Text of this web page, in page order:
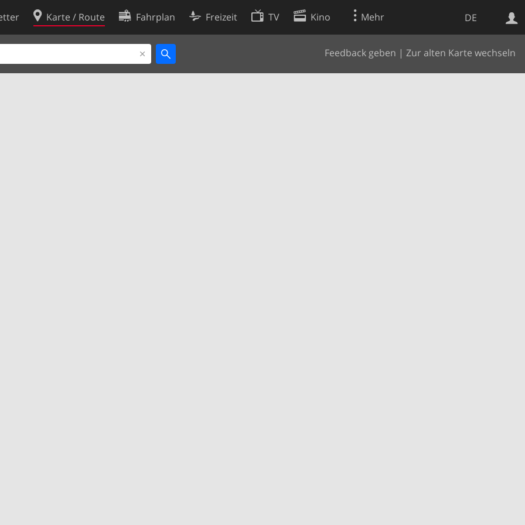
DE
Karte / Route Fahrplan Freizeit TV Kino Mehr
Feedback geben | Zur alten Karte wechseln
Websuche
Cookie-Richtlinie
Cookie-Einstellungen